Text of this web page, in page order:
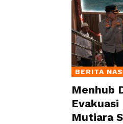
BERITA
Menhub
Evakuasi
Mutiara